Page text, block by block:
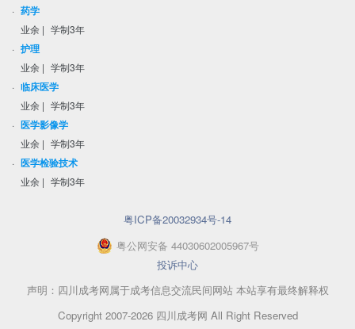
· 药学
业余 | 学制3年
· 护理
业余 | 学制3年
· 临床医学
业余 | 学制3年
· 医学影像学
业余 | 学制3年
· 医学检验技术
业余 | 学制3年
粤ICP备20032934号-14
粤公网安备 44030602005967号
投诉中心
声明：四川成考网属于成考信息交流民间网站 本站享有最终解释权
Copyright 2007-2026 四川成考网 All Right Reserved